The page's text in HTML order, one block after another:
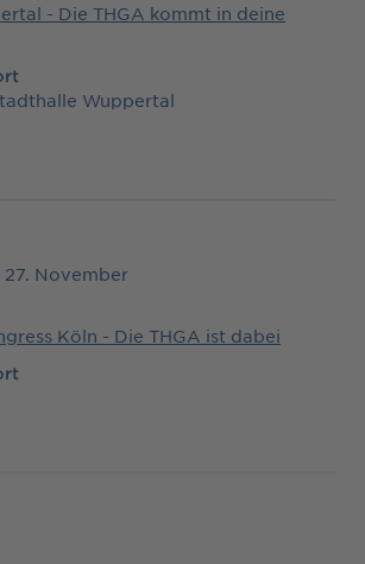
- Die THGA kommt in deine
Wuppertal
November
Köln - Die THGA ist dabei